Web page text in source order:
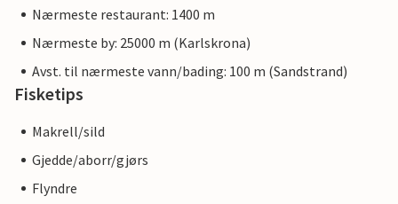
Nærmeste restaurant: 1400 m
Nærmeste by: 25000 m (Karlskrona)
Avst. til nærmeste vann/bading: 100 m (Sandstrand)
Fisketips
Makrell/sild
Gjedde/aborr/gjørs
Flyndre